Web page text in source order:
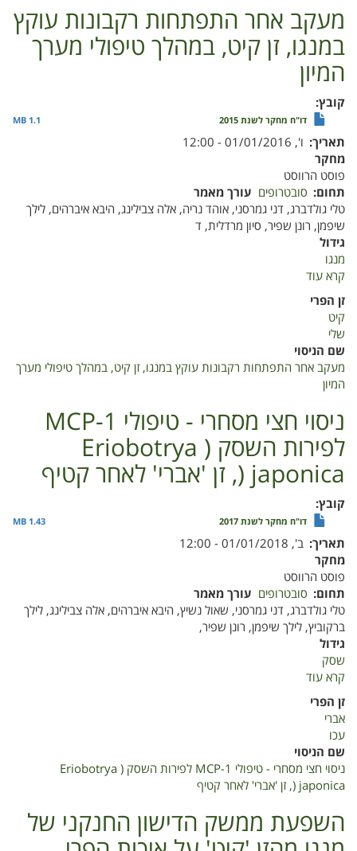
מעקב אחר התפתחות רקבונות עוקץ
במנגו, זן קיט, במהלך טיפולי מערך
המיון
קובץ
דו"ח מחקר לשנת 2015 1.1 MB
תאריך ו', 01/01/2016 - 12:00
מחקר
פוסט הרווסט
תחום סובטרופים עורך מאמר
טלי גולדברג, דני גמרסני, אוהד נריה, אלה צבילינג, היבא איברהים, לילך
שיפמן, רונן שפיר, סיון מרדלית, ד
גידול
מנגו
קרא עוד
עוקץ
במנגו,
במהלך
טיפולי
מערך
המיון
זן הפרי
קיט
שלי
שם הניסוי
מעקב אחר התפתחות רקבונות עוקץ במנגו, זן קיט, במהלך טיפולי מערך
המיון
ניסוי חצי מסחרי - טיפולי 1-MCP
לפירות השסק ( Eriobotrya
japonica (, זן 'אברי' לאחר קטיף
קובץ
דו"ח מחקר לשנת 2017 1.43 MB
תאריך ב', 01/01/2018 - 12:00
מחקר
פוסט הרווסט
תחום סובטרופים עורך מאמר
טלי גולדברג, דני גמרסני, שאול נשיץ, היבא איברהים, אלה צבילינג, לילך
ברקוביץ, לילך שיפמן, רונן שפיר,
גידול
שסק
קרא עוד
טיפולי
1-
MCP
השסק
זן הפרי
אברי
עכו
שם הניסוי
ניסוי חצי מסחרי - טיפולי 1-MCP לפירות השסק ( Eriobotrya
japonica (, זן 'אברי' לאחר קטיף
השפעת ממשק הדישון החנקני של